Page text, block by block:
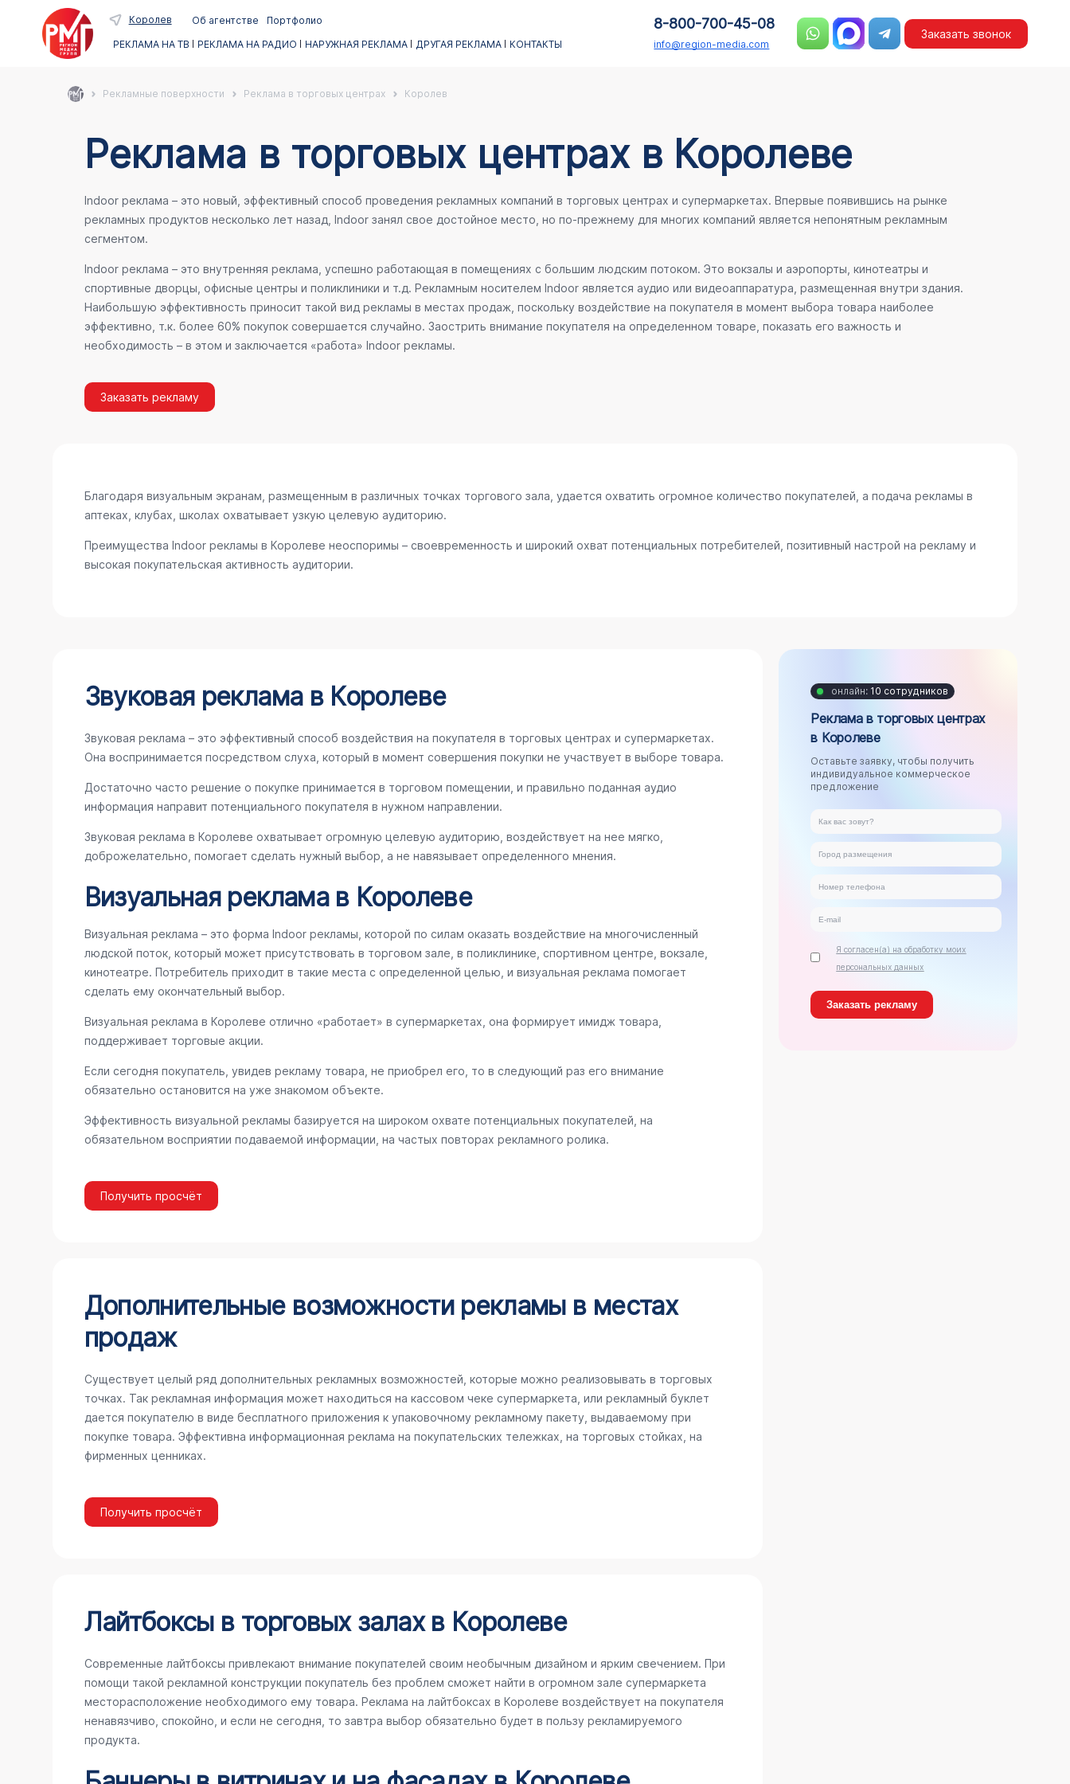
Королев Об агентстве
Портфолио
РЕКЛАМА НА ТВ
РЕКЛАМА НА РАДИО НАРУЖНАЯ РЕКЛАМА ДРУГАЯ РЕКЛАМА КОНТАКТЫ
8-800-700-45-08
info@region-media.com
Заказать звонок
Рекламные поверхности Реклама в торговых центрах Королев
Реклама в торговых центрах в Королеве
Indoor реклама – это новый, эффективный способ проведения рекламных компаний в торговых центрах и супермаркетах. Впервые появившись на рынке
рекламных продуктов несколько лет назад, Indoor занял свое достойное место, но по-прежнему для многих компаний является непонятным рекламным
сегментом.
Indoor реклама – это внутренняя реклама, успешно работающая в помещениях с большим людским потоком. Это вокзалы и аэропорты, кинотеатры и
спортивные дворцы, офисные центры и поликлиники и т.д. Рекламным носителем Indoor является аудио или видеоаппаратура, размещенная внутри здания.
Наибольшую эффективность приносит такой вид рекламы в местах продаж, поскольку воздействие на покупателя в момент выбора товара наиболее
эффективно, т.к. более 60% покупок совершается случайно. Заострить внимание покупателя на определенном товаре, показать его важность и
необходимость – в этом и заключается «работа» Indoor рекламы.
Заказать рекламу
Благодаря визуальным экранам, размещенным в различных точках торгового зала, удается охватить огромное количество покупателей, а подача рекламы в
аптеках, клубах, школах охватывает узкую целевую аудиторию.
Преимущества Indoor рекламы в Королеве неоспоримы – своевременность и широкий охват потенциальных потребителей, позитивный настрой на рекламу и
высокая покупательская активность аудитории.
Звуковая реклама в Королеве
Звуковая реклама – это эффективный способ воздействия на покупателя в торговых центрах и супермаркетах.
Она воспринимается посредством слуха, который в момент совершения покупки не участвует в выборе товара.
Достаточно часто решение о покупке принимается в торговом помещении, и правильно поданная аудио
информация направит потенциального покупателя в нужном направлении.
Звуковая реклама в Королеве охватывает огромную целевую аудиторию, воздействует на нее мягко,
доброжелательно, помогает сделать нужный выбор, а не навязывает определенного мнения.
Визуальная реклама в Королеве
Визуальная реклама – это форма Indoor рекламы, которой по силам оказать воздействие на многочисленный
людской поток, который может присутствовать в торговом зале, в поликлинике, спортивном центре, вокзале,
кинотеатре. Потребитель приходит в такие места с определенной целью, и визуальная реклама помогает
сделать ему окончательный выбор.
Визуальная реклама в Королеве отлично «работает» в супермаркетах, она формирует имидж товара,
поддерживает торговые акции.
Если сегодня покупатель, увидев рекламу товара, не приобрел его, то в следующий раз его внимание
обязательно остановится на уже знакомом объекте.
Эффективность визуальной рекламы базируется на широком охвате потенциальных покупателей, на
обязательном восприятии подаваемой информации, на частых повторах рекламного ролика.
Получить просчёт
Дополнительные возможности рекламы в местах
продаж
Существует целый ряд дополнительных рекламных возможностей, которые можно реализовывать в торговых
точках. Так рекламная информация может находиться на кассовом чеке супермаркета, или рекламный буклет
дается покупателю в виде бесплатного приложения к упаковочному рекламному пакету, выдаваемому при
покупке товара. Эффективна информационная реклама на покупательских тележках, на торговых стойках, на
фирменных ценниках.
Получить просчёт
Лайтбоксы в торговых залах в Королеве
Современные лайтбоксы привлекают внимание покупателей своим необычным дизайном и ярким свечением. При
помощи такой рекламной конструкции покупатель без проблем сможет найти в огромном зале супермаркета
месторасположение необходимого ему товара. Реклама на лайтбоксах в Королеве воздействует на покупателя
ненавязчиво, спокойно, и если не сегодня, то завтра выбор обязательно будет в пользу рекламируемого
продукта.
онлайн: 10 сотрудников
Реклама в торговых центрах
в Королеве
Оставьте заявку, чтобы получить
индивидуальное коммерческое
предложение
Я согласен(а) на обработку моих
персональных данных